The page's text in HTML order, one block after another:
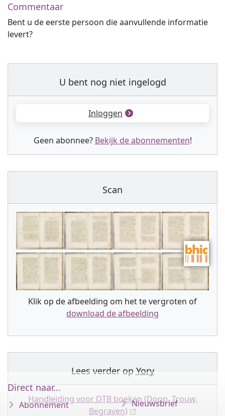
Commentaar
Bent u de eerste persoon die aanvullende informatie
levert?
U bent nog niet ingelogd
Inloggen
Geen abonnee? Bekijk de abonnementen!
Scan
Klik op de afbeelding om het te vergroten of
download de afbeelding
Lees verder op Yory
Handleiding voor DTB boeken (Doop, Trouw,
Begraven)
Direct naar...
Abonnement
Nieuwsbrief